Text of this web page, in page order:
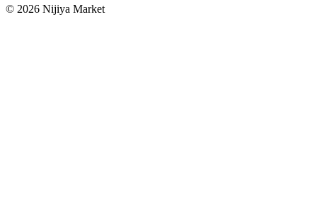
© 2026 Nijiya Market